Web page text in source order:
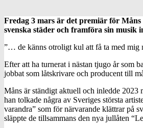
Fredag 3 mars är det premiär för
svenska städer och framföra sin musik
”… de känns otroligt kul att få ta med mig
Efter att ha turnerat i nästan tjugo år som
jobbat som låtskrivare och producent till
Måns är ständigt aktuell och inledde
han tolkade några av Sveriges största
varandra” som för närvarande klättrar på
släppte de tillsammans den nya jullåten